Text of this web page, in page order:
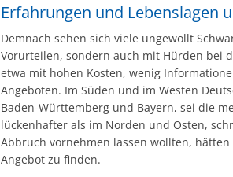
Erfahrungen und Lebenslagen
Demnach sehen sich viele ungewollt
Vorurteilen, sondern auch mit Hürden bei
etwa mit hohen Kosten, wenig
Angeboten. Im Süden und im Westen
Baden-Württemberg und Bayern, sei die
lückenhafter als im Norden und Osten,
Abbruch vornehmen lassen wollten,
Angebot zu finden.